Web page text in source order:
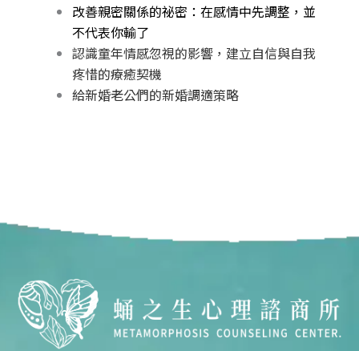
改善親密關係的祕密：在感情中先調整，並
不代表你輸了
認識童年情感忽視的影響，建立自信與自我
疼惜的療癒契機
給新婚老公們的新婚調適策略